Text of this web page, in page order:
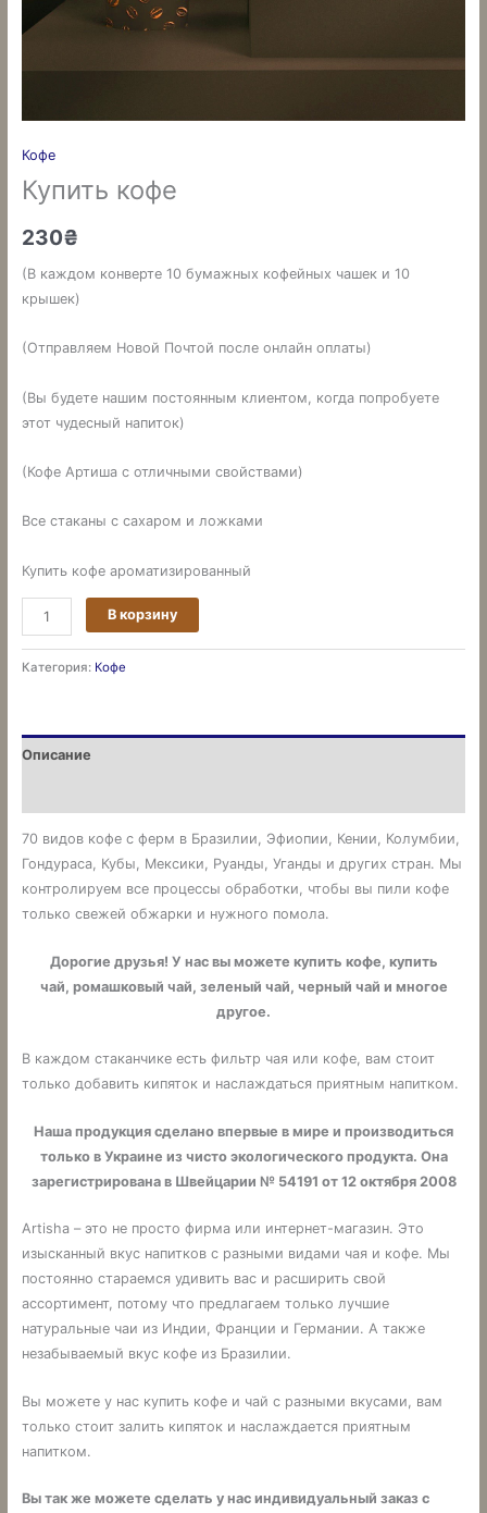
Кофе
Купить кофе
230₴
(В каждом конверте 10 бумажных кофейных чашек и 10
крышек)
(Отправляем Новой Почтой после онлайн оплаты)
(Вы будете нашим постоянным клиентом, когда попробуете
этот чудесный напиток)
(Кофе Артиша с отличными свойствами)
Все стаканы с сахаром и ложками
Купить кофе ароматизированный
В корзину
Категория: Кофе
Описание
70 видов кофе с ферм в Бразилии, Эфиопии, Кении, Колумбии,
Гондураса, Кубы, Мексики, Руанды, Уганды и других стран. Мы
контролируем все процессы обработки, чтобы вы пили кофе
только свежей обжарки и нужного помола.
Дорогие друзья! У нас вы можете купить кофе, купить
чай, ромашковый чай, зеленый чай, черный чай и многое
другое.
В каждом стаканчике есть фильтр чая или кофе, вам стоит
только добавить кипяток и наслаждаться приятным напитком.
Наша продукция сделано впервые в мире и производиться
только в Украине из чисто экологического продукта. Она
зарегистрирована в Швейцарии № 54191 от 12 октября 2008
Artisha – это не просто фирма или интернет-магазин. Это
изысканный вкус напитков с разными видами чая и кофе. Мы
постоянно стараемся удивить вас и расширить свой
ассортимент, потому что предлагаем только лучшие
натуральные чаи из Индии, Франции и Германии. А также
незабываемый вкус кофе из Бразилии.
Вы можете у нас купить кофе и чай с разными вкусами, вам
только стоит залить кипяток и наслаждается приятным
напитком.
Вы так же можете сделать у нас индивидуальный заказ с